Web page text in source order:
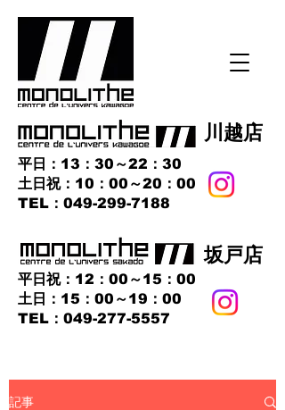
​川越店
平日：13：30～22：30
土日祝：10：00～20：00
​TEL：049-299-7188
​坂戸店
平日祝：12：00～15：00
土日：15：00～19：00
TEL：049-277-5557
記事